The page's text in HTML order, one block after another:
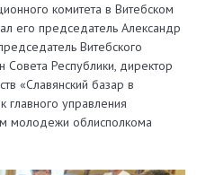
комитета в Витебском
его председатель Александр
Витебского
Совета Республики, директор
«Славянский базар в
главного управления
молодежи облисполкома